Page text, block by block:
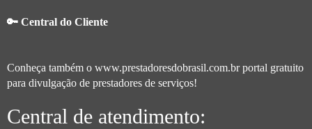
🔑 Central do Cliente
Conheça também o www.prestadoresdobrasil.com.brportal gratuito
para divulgação de prestadores de serviços!
Central de atendimento: